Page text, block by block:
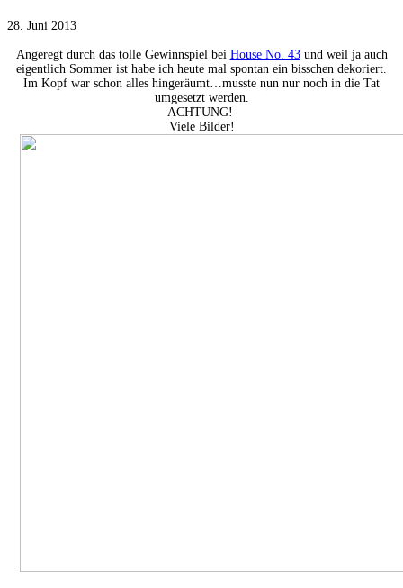
28. Juni 2013
Angeregt durch das tolle Gewinnspiel bei House No. 43und weil ja auch
eigentlich Sommer ist habe ich heute mal spontan ein bisschen dekoriert.
Im Kopf war schon alles hingeräumt…musste nun nur noch in die Tat
umgesetzt werden.
ACHTUNG!
Viele Bilder!